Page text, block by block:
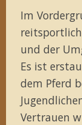
Im
und der
Es ist
dem Pferd
Vertrauen